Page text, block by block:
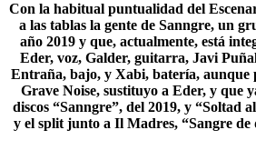
Con la habitual puntualidad del
a las tablas la gente de Sanngre, un
año 2019 y que, actualmente, está
Eder, voz, Galder, guitarra, Javi
Entraña, bajo, y Xabi, batería, aunque
Grave Noise, sustituyo a Eder, y que
discos “Sanngre”, del 2019, y “Soltad
y el split junto a Il Madres, “Sangre de